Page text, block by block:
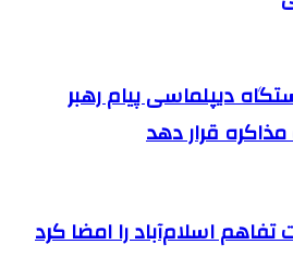
دیپلماسی پیام رهبر
قرار دهد
اسلام‌آباد را امضا کرد